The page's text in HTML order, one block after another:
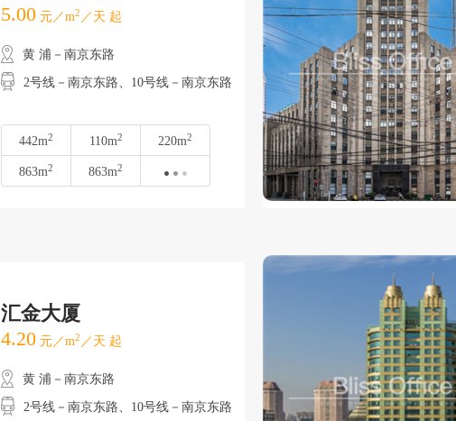
5.00 元／m2 ／天 起
黄 浦－南京东路
2号线－南京东路、10号线－南京东路
442m2 110m2 220m2
863m2 863m2
汇金大厦
4.20 元／m2 ／天 起
黄 浦－南京东路
2号线－南京东路、10号线－南京东路